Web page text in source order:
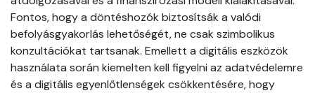
Fontos, hogy a döntéshozók biztosítsák a valódi
befolyásgyakorlás lehetőségét, ne csak szimbolikus
konzultációkat tartsanak. Emellett a digitális eszközök
használata során kiemelten kell figyelni az adatvédelemre
és a digitális egyenlőtlenségek csökkentésére, hogy